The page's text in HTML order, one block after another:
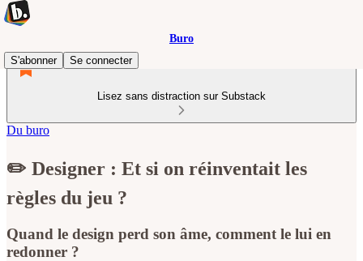
Buro
S'abonner
Se connecter
Lisez sans distraction sur Substack
Du buro
✏️ Designer : Et si on réinventait les
règles du jeu ?
Quand le design perd son âme, comment le lui en
redonner ?